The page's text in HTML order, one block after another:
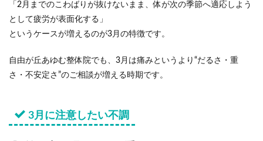
「2月までのこわばりが抜けないまま、体が次の季節へ適応しよう
として疲労が表面化する」
というケースが増えるのが3月の特徴です。
自由が丘あゆむ整体院でも、3月は痛みというより“だるさ・重
さ・不安定さ”のご相談が増える時期です。
3月に注意したい不調